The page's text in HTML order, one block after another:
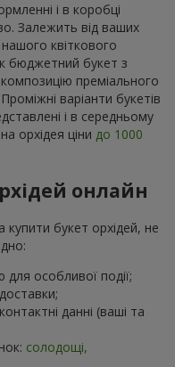
і в коробці
Залежить від ваших
квіткового
бюджетний букет з
композицію преміального
варіанти букетів
і в середньому
орхідея ціни до 1000
онлайн
букет орхідей, не
для особливої події;
данні (ваші та
солодощі,